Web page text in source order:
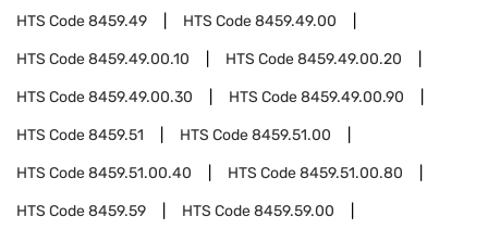
HTS Code8459.49 HTS Code8459.49.00
HTS Code8459.49.00.10 HTS Code8459.49.00.20
HTS Code8459.49.00.30 HTS Code8459.49.00.90
HTS Code8459.51 HTS Code8459.51.00
HTS Code8459.51.00.40 HTS Code8459.51.00.80
HTS Code8459.59 HTS Code8459.59.00